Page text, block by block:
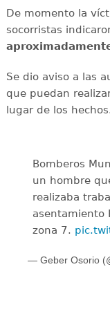
De momento la
socorristas
Se dio aviso a las
que puedan
lugar de los
Bomberos
un hombre
realizaba
asentamiento
zona 7.
— Geber Osorio